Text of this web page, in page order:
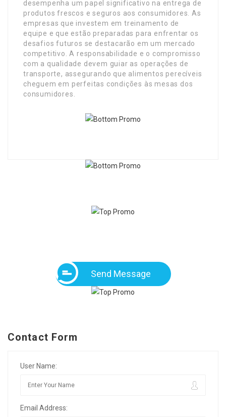
desempenha um papel significativo na entrega de
produtos frescos e seguros aos consumidores. As
empresas que investem em treinamento de
equipe e que estão preparadas para enfrentar os
desafios futuros se destacarão em um mercado
competitivo. A responsabilidade e o compromisso
com a qualidade devem guiar as operações de
transporte, assegurando que alimentos perecíveis
cheguem em perfeitas condições às mesas dos
consumidores.
Send Message
Contact Form
User Name:
Email Address: